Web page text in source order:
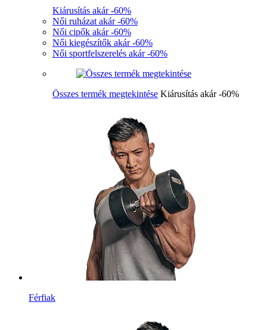
Kiárusítás akár -60%
Női ruházat akár -60%
Női cipők akár -60%
Női kiegészítők akár -60%
Női sportfelszerelés akár -60%
Összes termék megtekintése Kiárusítás akár -60%
Férfiak